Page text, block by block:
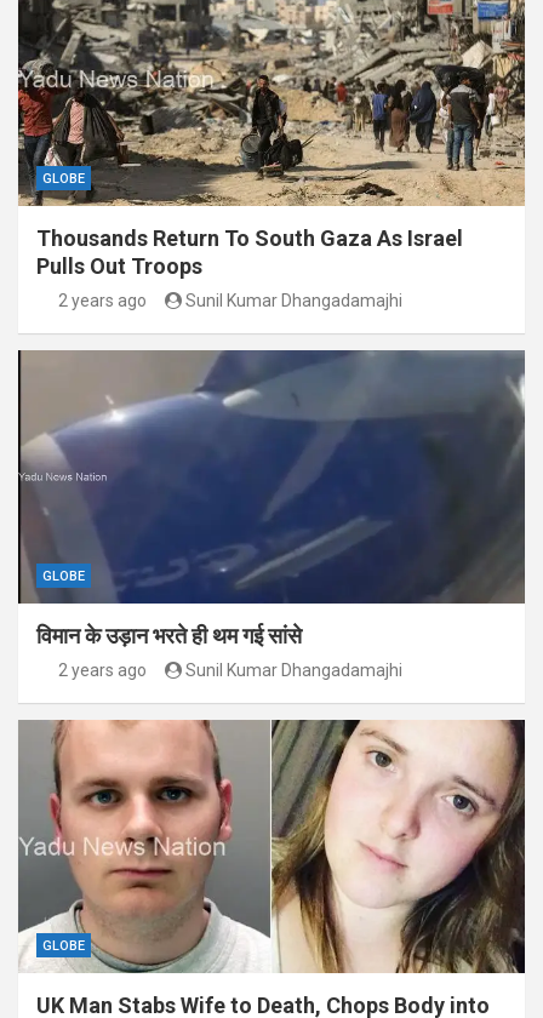
GLOBE
Thousands Return To South Gaza As Israel
Pulls Out Troops
2 years ago Sunil Kumar Dhangadamajhi
GLOBE
विमान के उड़ान भरते ही थम गई सांसे
2 years ago Sunil Kumar Dhangadamajhi
GLOBE
UK Man Stabs Wife to Death, Chops Body into